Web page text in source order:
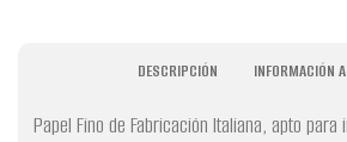
DESCRIPCIÓN INFORMACIÓN
Papel Fino de Fabricación Italiana, apto para